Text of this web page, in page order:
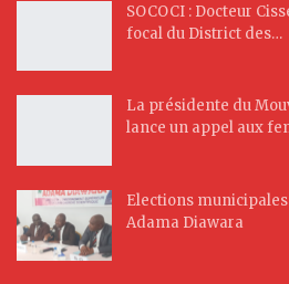
SOCOCI : Docteur
focal du District des…
La présidente du
lance un appel aux
Elections municipales
Adama Diawara